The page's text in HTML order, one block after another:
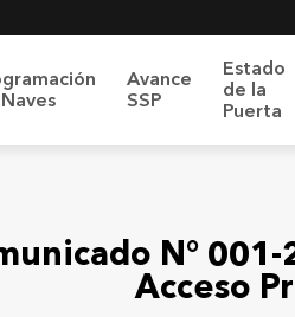
Avance
SSP
Estado
de la
Puerta
más sobre Nuestro
N°
Acceso